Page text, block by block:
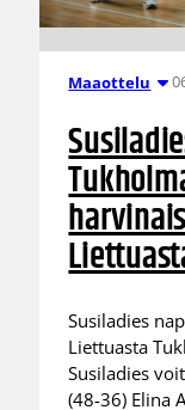
Maaottelu
Susiladies
Liettuasta
Susiladies
(48-36) Elina